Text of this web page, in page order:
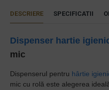
DESCRIERE SPECIFICATII
Dispenser hartie
mic
Dispenserul pentru hârtie
mic cu rolă este alegerea